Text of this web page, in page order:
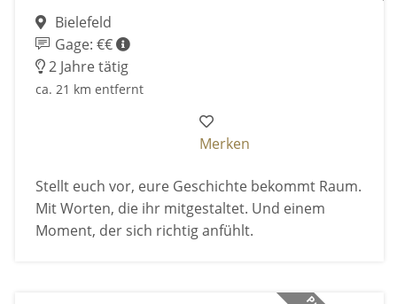
Bielefeld
Gage: €€
2 Jahre tätig
ca. 21 km entfernt
Merken
Stellt euch vor, eure Geschichte bekommt Raum.
Mit Worten, die ihr mitgestaltet. Und einem
Moment, der sich richtig anfühlt.